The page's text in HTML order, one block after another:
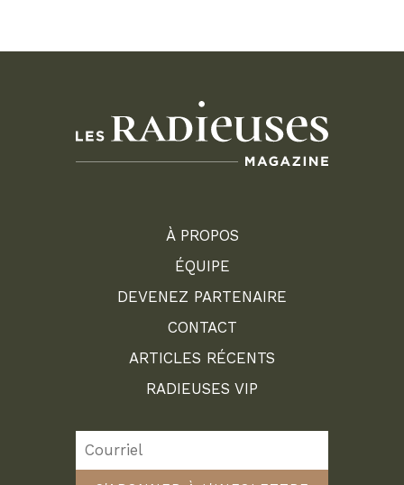
À PROPOS
ÉQUIPE
DEVENEZ PARTENAIRE
CONTACT
ARTICLES RÉCENTS
RADIEUSES VIP